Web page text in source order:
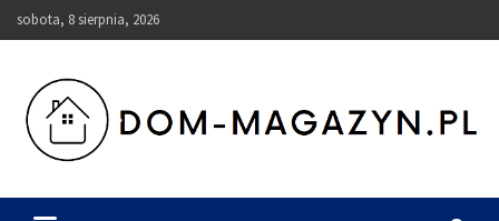
Skip
to
sobota, 8 sierpnia, 2026
Dom-Magazyn.pl